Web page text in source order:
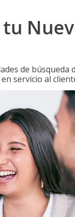
de búsqueda
servicio al